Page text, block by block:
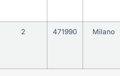
2 471990 Milano